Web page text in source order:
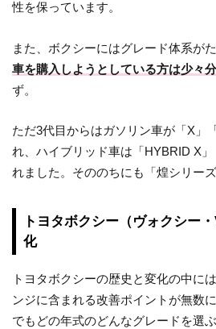
性を保っています。
また、ボクシーにはグレード体系が
車を購入しようとしている方は少々
ず。
ただ3代目からはガソリン車が「X」
れ、ハイブリッド車は「HYBRID X
れました。そののちにも「煌シリー
トヨタボクシー（ヴォクシー
化
トヨタボクシーの歴史と変化の中に
ンジに含まれる改善ポイントが無数
でもどの年式のどんなグレードを選